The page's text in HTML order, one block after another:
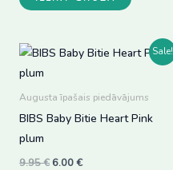
Sale!
Augusta īpašais piedāvājums
BIBS Baby Bitie Heart Pink
plum
9.95€Original
6.00€Current